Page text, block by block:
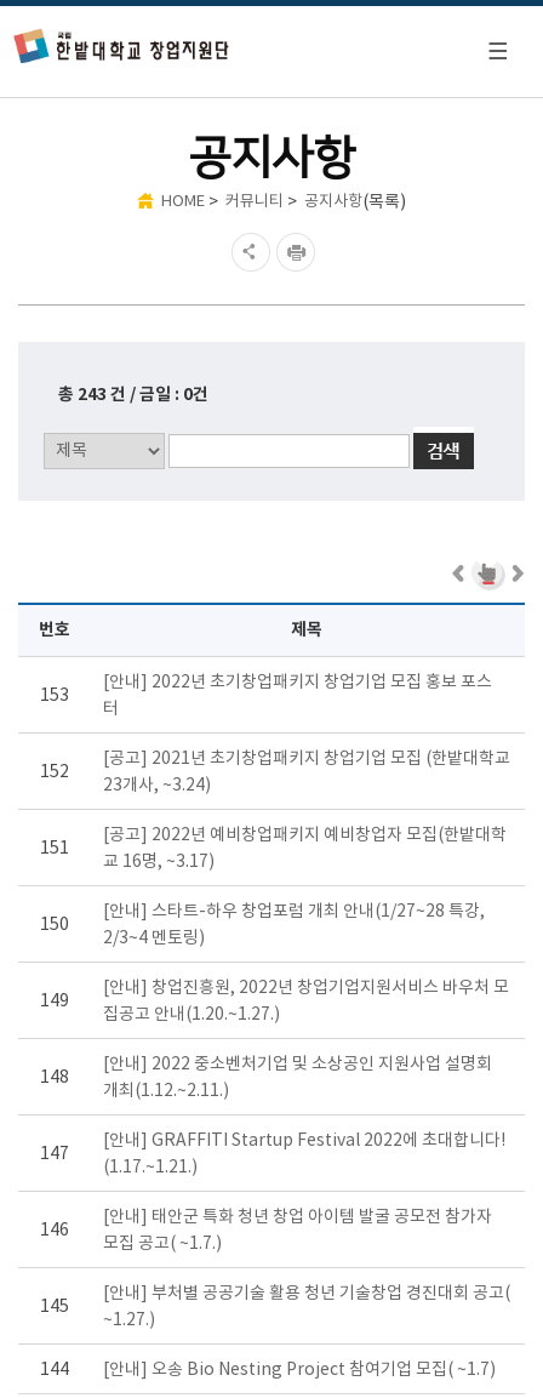
공지사항
HOME > 커뮤니티 > 공지사항(목록)
총 243 건 / 금일 : 0건
번호 제목
153
[안내] 2022년 초기창업패키지 창업기업 모집 홍보 포스
터
152
[공고] 2021년 초기창업패키지 창업기업 모집 (한밭대학교
23개사, ~3.24)
151
[공고] 2022년 예비창업패키지 예비창업자 모집(한밭대학
교 16명, ~3.17)
150
[안내] 스타트-하우 창업포럼 개최 안내(1/27~28 특강,
2/3~4 멘토링)
149
[안내] 창업진흥원, 2022년 창업기업지원서비스 바우처 모
집공고 안내(1.20.~1.27.)
148
[안내] 2022 중소벤처기업 및 소상공인 지원사업 설명회
개최(1.12.~2.11.)
147
[안내] GRAFFITI Startup Festival 2022에 초대합니다!
(1.17.~1.21.)
146
[안내] 태안군 특화 청년 창업 아이템 발굴 공모전 참가자
모집 공고( ~1.7.)
145
[안내] 부처별 공공기술 활용 청년 기술창업 경진대회 공고(
~1.27.)
144 [안내] 오송 Bio Nesting Project 참여기업 모집( ~1.7)